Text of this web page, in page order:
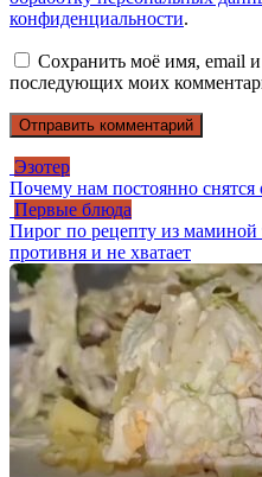
конфиденциальности.
Сохранить моё имя, email и
последующих моих
Эзотер
Почему нам постоянно
Первые блюда
Пирог по рецепту из маминой
противня и не хватает